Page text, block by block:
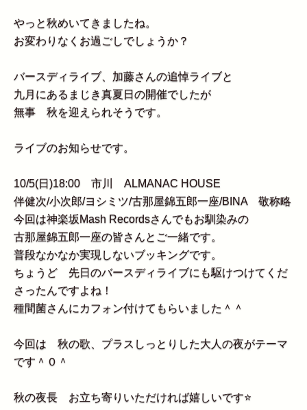
やっと秋めいてきましたね。
お変わりなくお過ごしでしょうか？
バースディライブ、加藤さんの追悼ライブと
九月にあるまじき真夏日の開催でしたが
無事 秋を迎えられそうです。
ライブのお知らせです。
10/5(日)18:00 市川 ALMANAC HOUSE
伴健次/小次郎/ヨシミツ/古那屋錦五郎一座/BINA 敬称略
今回は神楽坂Mash Recordsさんでもお馴染みの
古那屋錦五郎一座の皆さんとご一緒です。
普段なかなか実現しないブッキングです。
ちょうど 先日のバースディライブにも駆けつけてくだ
さったんですよね！
種間菌さんにカフォン付けてもらいました＾＾
今回は 秋の歌、プラスしっとりした大人の夜がテーマ
です＾０＾
秋の夜長 お立ち寄りいただければ嬉しいです⭐️